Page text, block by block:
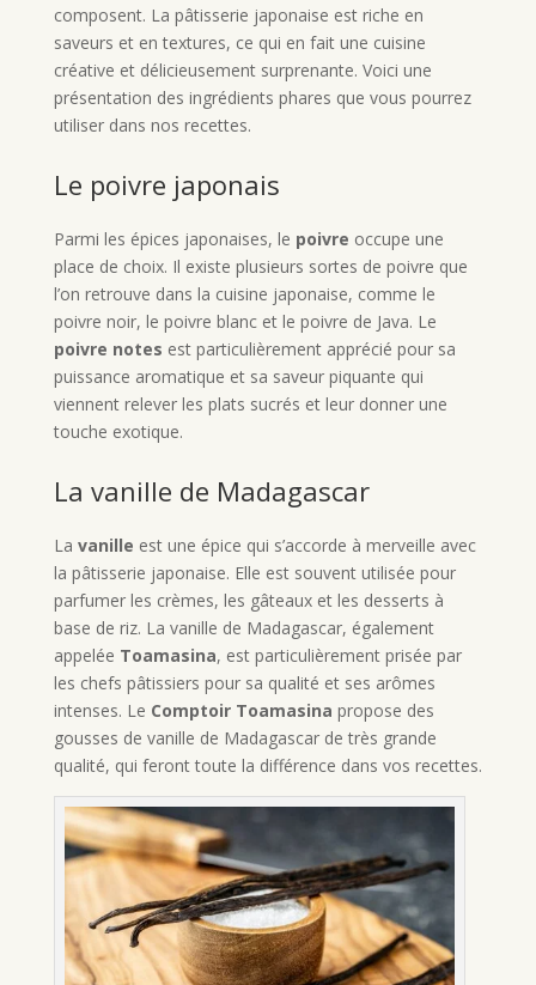
composent. La pâtisserie japonaise est riche en
saveurs et en textures, ce qui en fait une cuisine
créative et délicieusement surprenante. Voici une
présentation des ingrédients phares que vous pourrez
utiliser dans nos recettes.
Le poivre japonais
Parmi les épices japonaises, le poivre occupe une
place de choix. Il existe plusieurs sortes de poivre que
l’on retrouve dans la cuisine japonaise, comme le
poivre noir, le poivre blanc et le poivre de Java. Le
poivre notes est particulièrement apprécié pour sa
puissance aromatique et sa saveur piquante qui
viennent relever les plats sucrés et leur donner une
touche exotique.
La vanille de Madagascar
La vanille est une épice qui s’accorde à merveille avec
la pâtisserie japonaise. Elle est souvent utilisée pour
parfumer les crèmes, les gâteaux et les desserts à
base de riz. La vanille de Madagascar, également
appelée Toamasina, est particulièrement prisée par
les chefs pâtissiers pour sa qualité et ses arômes
intenses. Le Comptoir Toamasina propose des
gousses de vanille de Madagascar de très grande
qualité, qui feront toute la différence dans vos recettes.